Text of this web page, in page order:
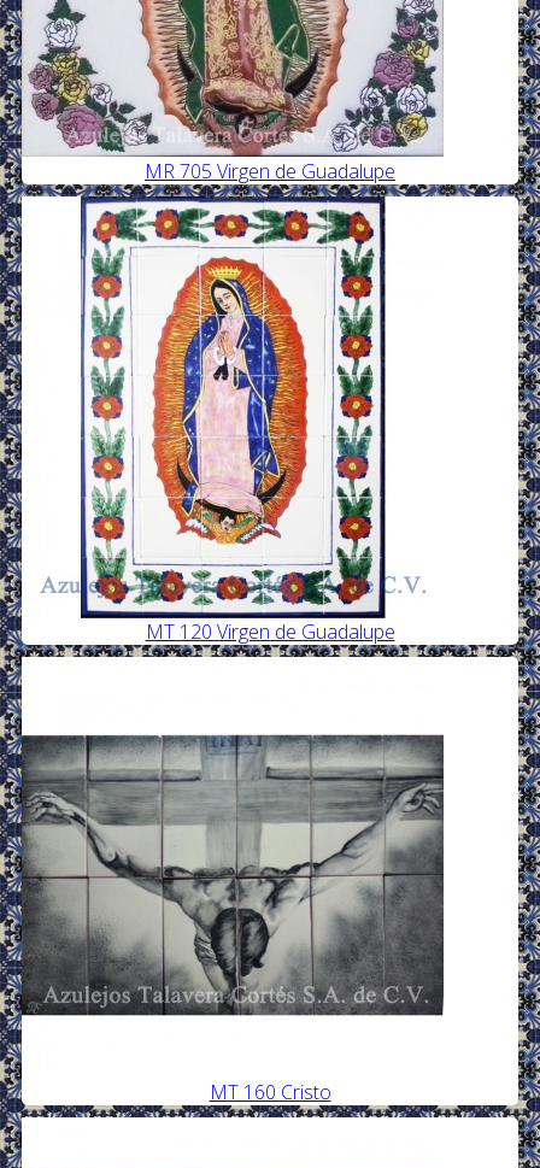
MR 705 Virgen de Guadalupe
MT 120 Virgen de Guadalupe
MT 160 Cristo